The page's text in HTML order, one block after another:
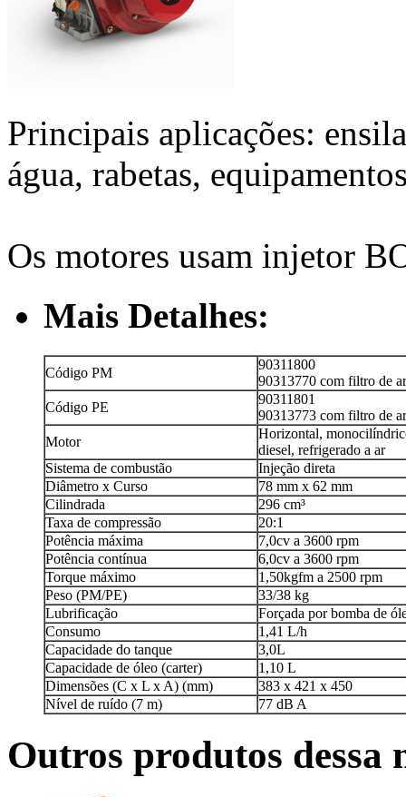
Principais aplicações:
água, rabetas,
Os motores usam injetor
Mais Detalhes:
Código PM
90311800
90313770 com filtro de
Código PE
90311801
90313773 com filtro de
Motor
Horizontal,
diesel, refrigerado a ar
Sistema de combustão
Injeção direta
Diâmetro x Curso
78 mm x 62 mm
Cilindrada
296 cm³
Taxa de compressão
20:1
Potência máxima
7,0cv a 3600 rpm
Potência contínua
6,0cv a 3600 rpm
Torque máximo
1,50kgfm a 2500 rpm
Peso (PM/PE)
33/38 kg
Lubrificação
Forçada por bomba de
Consumo
1,41 L/h
Capacidade do tanque
3,0L
Capacidade de óleo (carter)
1,10 L
Dimensões (C x L x A) (mm)
383 x 421 x 450
Nível de ruído (7 m)
77 dB A
Outros produtos dessa